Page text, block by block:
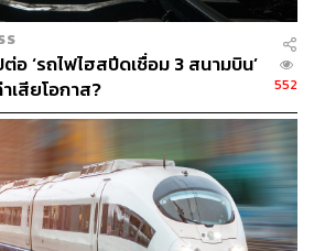
ต่อ ‘รถไฟไฮสปีดเชื่อม 3 สนามบิน’
เสียโอกาส?
552